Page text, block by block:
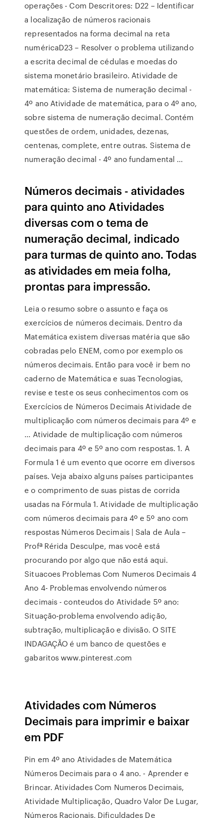
operações - Com Descritores: D22 – Identificar
a localização de números racionais
representados na forma decimal na reta
numéricaD23 – Resolver o problema utilizando
a escrita decimal de cédulas e moedas do
sistema monetário brasileiro. Atividade de
matemática: Sistema de numeração decimal -
4º ano Atividade de matemática, para o 4º ano,
sobre sistema de numeração decimal. Contém
questões de ordem, unidades, dezenas,
centenas, complete, entre outras. Sistema de
numeração decimal - 4º ano fundamental ...
Números decimais - atividades
para quinto ano Atividades
diversas com o tema de
numeração decimal, indicado
para turmas de quinto ano. Todas
as atividades em meia folha,
prontas para impressão.
Leia o resumo sobre o assunto e faça os
exercícios de números decimais. Dentro da
Matemática existem diversas matéria que são
cobradas pelo ENEM, como por exemplo os
números decimais. Então para você ir bem no
caderno de Matemática e suas Tecnologias,
revise e teste os seus conhecimentos com os
Exercícios de Números Decimais Atividade de
multiplicação com números decimais para 4º e
... Atividade de multiplicação com números
decimais para 4º e 5º ano com respostas. 1. A
Formula 1 é um evento que ocorre em diversos
países. Veja abaixo alguns países participantes
e o comprimento de suas pistas de corrida
usadas na Fórmula 1. Atividade de multiplicação
com números decimais para 4º e 5º ano com
respostas Números Decimais | Sala de Aula –
Profª Rérida Desculpe, mas você está
procurando por algo que não está aqui.
Situacoes Problemas Com Numeros Decimais 4
Ano 4- Problemas envolvendo números
decimais - conteudos do Atividade 5º ano:
Situação-problema envolvendo adição,
subtração, multiplicação e divisão. O SITE
INDAGAÇÃO é um banco de questões e
gabaritos www.pinterest.com
Atividades com Números
Decimais para imprimir e baixar
em PDF
Pin em 4º ano Atividades de Matemática
Números Decimais para o 4 ano. - Aprender e
Brincar. Atividades Com Numeros Decimais,
Atividade Multiplicação, Quadro Valor De Lugar,
Números Racionais, Dificuldades De